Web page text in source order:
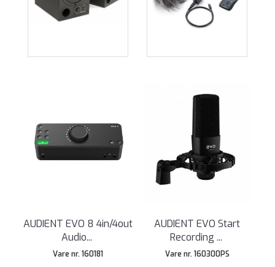
AUDIENT EVO 8 4in/4out
Audio...
Vare nr. 160181
AUDIENT EVO Start
Recording ...
Vare nr. 160300PS